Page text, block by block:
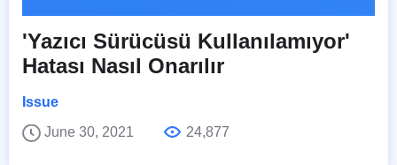
'Yazıcı Sürücüsü Kullanılamıyor'
Hatası Nasıl Onarılır
Issue
June 30, 2021
24,877